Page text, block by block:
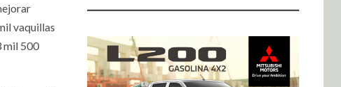
vaquillas
mil 500